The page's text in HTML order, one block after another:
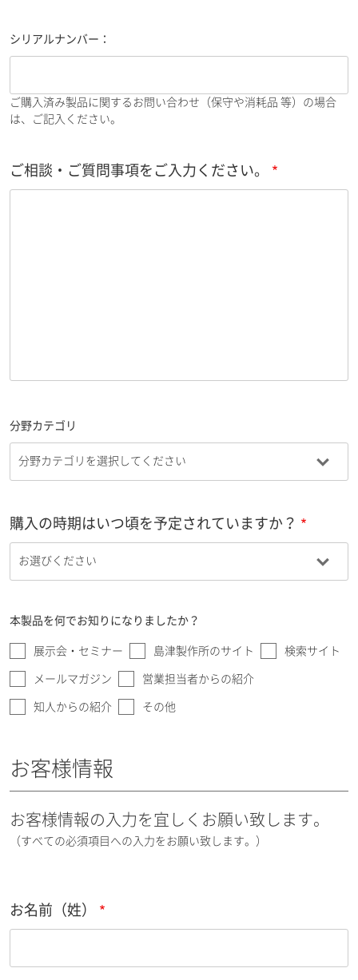
シリアルナンバー：
ご購入済み製品に関するお問い合わせ（保守や消耗品 等）の場合
は、ご記入ください。
ご相談・ご質問事項をご入力ください。
分野カテゴリ
購入の時期はいつ頃を予定されていますか？
本製品を何でお知りになりましたか？
展示会・セミナー 島津製作所のサイト 検索サイト
メールマガジン 営業担当者からの紹介
知人からの紹介 その他
お客様情報
お客様情報の入力を宜しくお願い致します。
（すべての必須項目への入力をお願い致します。）
お名前（姓）